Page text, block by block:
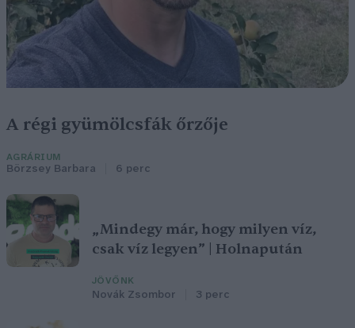
A régi gyümölcsfák őrzője
AGRÁRIUM
Börzsey Barbara 6 perc
„Mindegy már, hogy milyen víz,
csak víz legyen” | Holnapután
JÖVŐNK
Novák Zsombor 3 perc